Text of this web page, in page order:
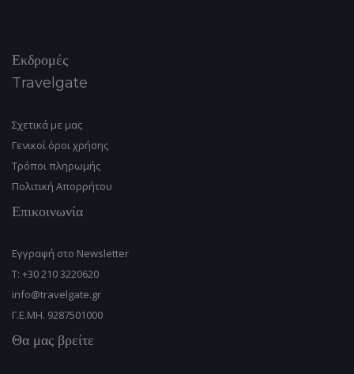
Εκδρομές
Travelgate
Σχετικά με μας
Γενικοί όροι χρήσης
Tρόποι πληρωμής
Πολιτική Απορρήτου
Επικοινωνία
Εγγραφή στο Newsletter
T: +30 210 3220620
info@travelgate.gr
Γ.Ε.ΜΗ. 9287501000
Θα μας βρείτε